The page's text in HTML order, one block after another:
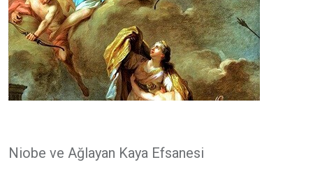
Niobe ve Ağlayan Kaya Efsanesi